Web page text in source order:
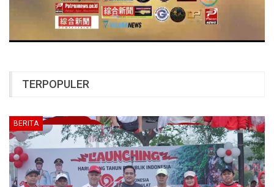
TERPOPULER
BERITA